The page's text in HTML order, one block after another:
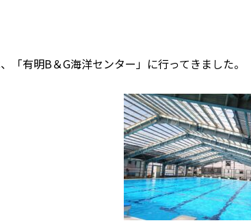
「有明B＆G海洋センター」に行ってきました。